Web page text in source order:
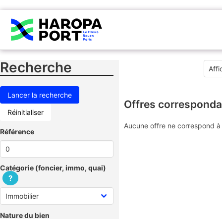
Recherche
Réinitialiser
Référence
Catégorie (foncier, immo, quai)
?
Nature du bien
Offres
Aucune offre ne correspond